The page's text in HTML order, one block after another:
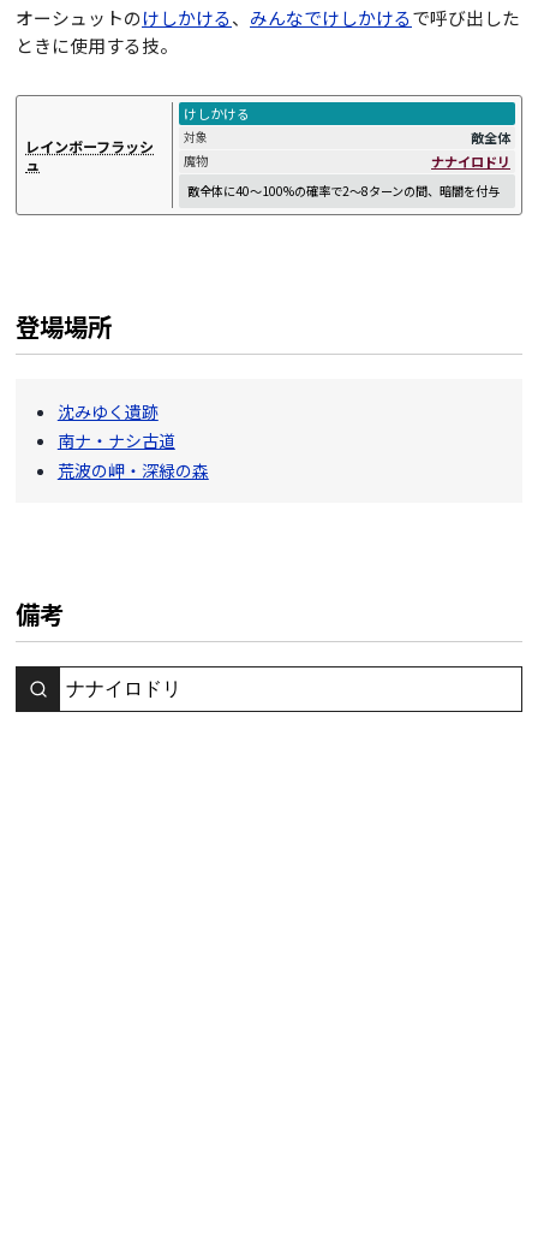
オーシュットのけしかける、 みんなでけしかけるで呼び出した
ときに使用する技。
レインボーフラッシ
ュ
けしかける
対象 敵全体
魔物 ナナイロドリ
敵全体に40～100%の確率で2～8ターンの間、暗闇を付与
登場場所
沈みゆく遺跡
南ナ・ナシ古道
荒波の岬・深緑の森
備考